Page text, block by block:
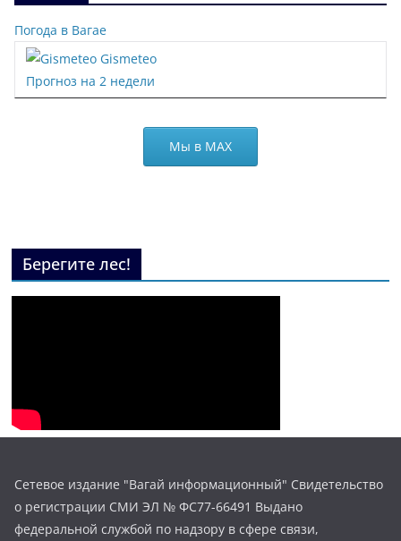
Погода в Вагае
Gismeteo
Прогноз на 2 недели
Мы в МАХ
Берегите лес!
Сетевое издание "Вагай информационный" Свидетельство
о регистрации СМИ ЭЛ № ФС77-66491 Выдано
федеральной службой по надзору в сфере связи,